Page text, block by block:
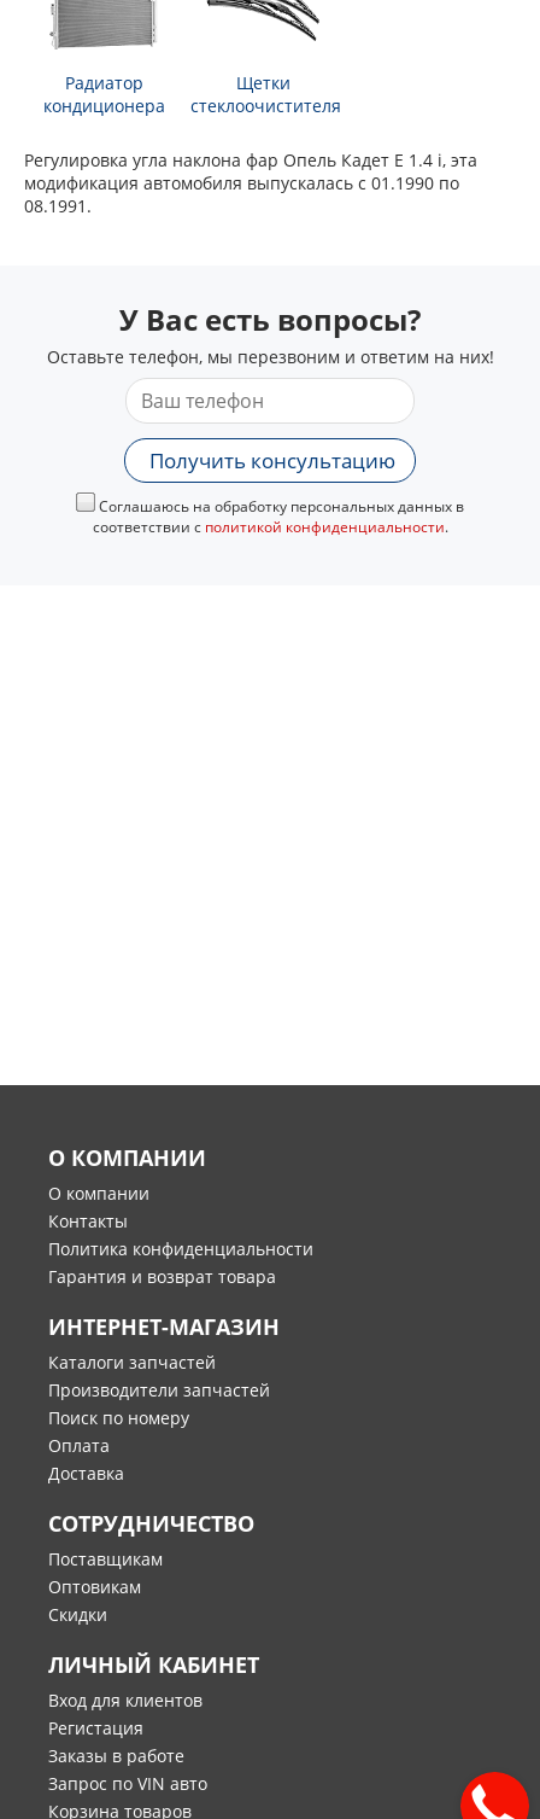
Радиатор
кондиционера
Щетки
стеклоочистителя
Регулировка угла наклона фар Опель Кадет Е 1.4 i, эта
модификация автомобиля выпускалась с 01.1990 по
08.1991.
У Вас есть вопросы?
Оставьте телефон, мы перезвоним и ответим на них!
Получить консультацию
Соглашаюсь на обработку персональных данных в
соответствии с политикой конфиденциальности.
О КОМПАНИИ
О компании
Контакты
Политика конфиденциальности
Гарантия и возврат товара
ИНТЕРНЕТ-МАГАЗИН
Каталоги запчастей
Производители запчастей
Поиск по номеру
Оплата
Доставка
СОТРУДНИЧЕСТВО
Поставщикам
Оптовикам
Скидки
ЛИЧНЫЙ КАБИНЕТ
Вход для клиентов
Регистация
Заказы в работе
Запрос по VIN авто
Корзина товаров